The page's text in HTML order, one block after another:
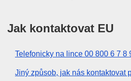
Jak kontaktovat EU
Telefonicky na lince 00 800 6 7 8
Jiný způsob, jak nás kontaktovat